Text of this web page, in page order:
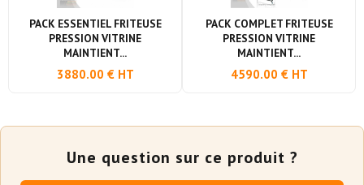
PACK ESSENTIEL FRITEUSE
PRESSION VITRINE
MAINTIENT...
3880.00 € HT
PACK COMPLET FRITEUSE
PRESSION VITRINE
MAINTIENT...
4590.00 € HT
Une question sur ce produit ?